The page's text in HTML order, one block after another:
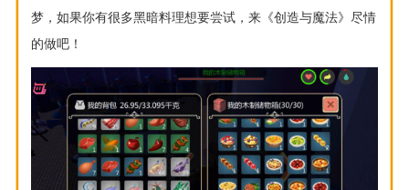
梦，如果你有很多黑暗料理想要尝试，来《创造与魔法》尽情
的做吧！